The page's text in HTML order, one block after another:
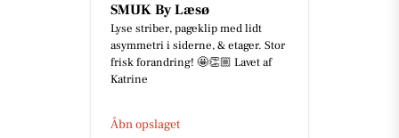
SMUK By Læsø
Lyse striber, pageklip med lidt
asymmetri i siderne, & etager. Stor
frisk forandring! 🤩👏🏼 Lavet af
Katrine
Åbn opslaget